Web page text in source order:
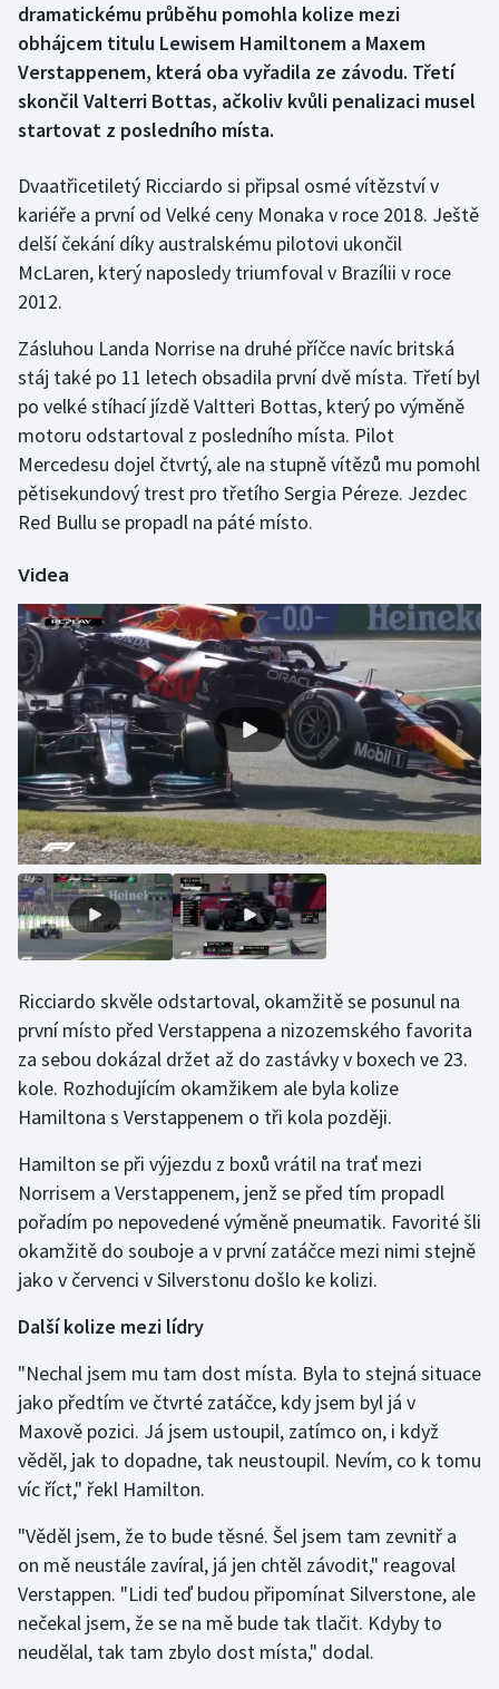
Dostihy
Florbal
Futsal
Golf
Gymnastika
Házená
Jezdectví
Judo
Krasobruslení
Lezení
Lyže a snowboard
Moderní pětiboj
Motorsport
Olympijské hry
Parasport
Plavání
Plážový volejbal
Ragby
Rychlobruslení
Rychlostní kanoistika
Short track
Sportovní střelba
Stolní tenis
Triatlon
Veslování
Vodní slalom
Volejbal
Ostatní
dramatickému průběhu pomohla kolize mezi
obhájcem titulu Lewisem Hamiltonem a Maxem
Verstappenem, která oba vyřadila ze závodu. Třetí
skončil Valterri Bottas, ačkoliv kvůli penalizaci musel
startovat z posledního místa.
Dvaatřicetiletý Ricciardo si připsal osmé vítězství v
kariéře a první od Velké ceny Monaka v roce 2018. Ještě
delší čekání díky australskému pilotovi ukončil
McLaren, který naposledy triumfoval v Brazílii v roce
2012.
Zásluhou Landa Norrise na druhé příčce navíc britská
stáj také po 11 letech obsadila první dvě místa. Třetí byl
po velké stíhací jízdě Valtteri Bottas, který po výměně
motoru odstartoval z posledního místa. Pilot
Mercedesu dojel čtvrtý, ale na stupně vítězů mu pomohl
pětisekundový trest pro třetího Sergia Péreze. Jezdec
Red Bullu se propadl na páté místo.
Videa
Ricciardo skvěle odstartoval, okamžitě se posunul na
první místo před Verstappena a nizozemského favorita
za sebou dokázal držet až do zastávky v boxech ve 23.
kole. Rozhodujícím okamžikem ale byla kolize
Hamiltona s Verstappenem o tři kola později.
Hamilton se při výjezdu z boxů vrátil na trať mezi
Norrisem a Verstappenem, jenž se před tím propadl
pořadím po nepovedené výměně pneumatik. Favorité šli
okamžitě do souboje a v první zatáčce mezi nimi stejně
jako v červenci v Silverstonu došlo ke kolizi.
Další kolize mezi lídry
"Nechal jsem mu tam dost místa. Byla to stejná situace
jako předtím ve čtvrté zatáčce, kdy jsem byl já v
Maxově pozici. Já jsem ustoupil, zatímco on, i když
věděl, jak to dopadne, tak neustoupil. Nevím, co k tomu
víc říct," řekl Hamilton.
"Věděl jsem, že to bude těsné. Šel jsem tam zevnitř a
on mě neustále zavíral, já jen chtěl závodit," reagoval
Verstappen. "Lidi teď budou připomínat Silverstone, ale
nečekal jsem, že se na mě bude tak tlačit. Kdyby to
neudělal, tak tam zbylo dost místa," dodal.